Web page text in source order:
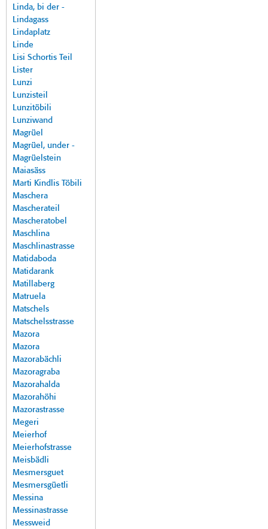
Linda, bi der -
Lindagass
Lindaplatz
Linde
Lisi Schortis Teil
Lister
Lunzi
Lunzisteil
Lunzitöbili
Lunziwand
Magrüel
Magrüel, under -
Magrüelstein
Maiasäss
Marti Kindlis Töbili
Maschera
Mascherateil
Mascheratobel
Maschlina
Maschlinastrasse
Matidaboda
Matidarank
Matillaberg
Matruela
Matschels
Matschelsstrasse
Mazora
Mazora
Mazorabächli
Mazoragraba
Mazorahalda
Mazorahöhi
Mazorastrasse
Megeri
Meierhof
Meierhofstrasse
Meisbädli
Mesmersguet
Mesmersgüetli
Messina
Messinastrasse
Messweid